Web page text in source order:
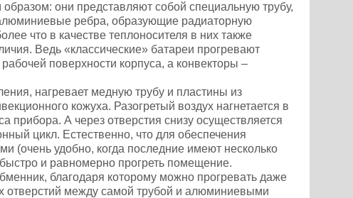
они представляют собой специальную трубу,
ребра, образующие радиаторную
что в качестве теплоносителя в них также
Ведь «классические» батареи прогревают
поверхности корпуса, а конвекторы –
нагревает медную трубу и пластины из
кожуха. Разогретый воздух нагнетается в
прибора. А через отверстия снизу осуществляется
цикл. Естественно, что для обеспечения
(очень удобно, когда последние имеют несколько
и равномерно прогреть помещение.
благодаря которому можно прогревать даже
отверстий между самой трубой и алюминиевыми